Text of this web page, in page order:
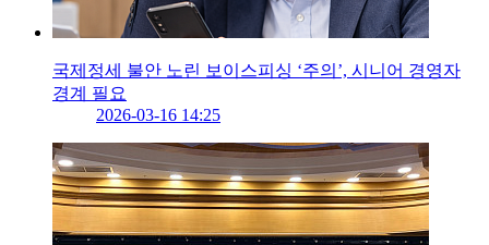
국제정세 불안 노린 보이스피싱 ‘주의’, 시니어 경영자
경계 필요
2026-03-16 14:25